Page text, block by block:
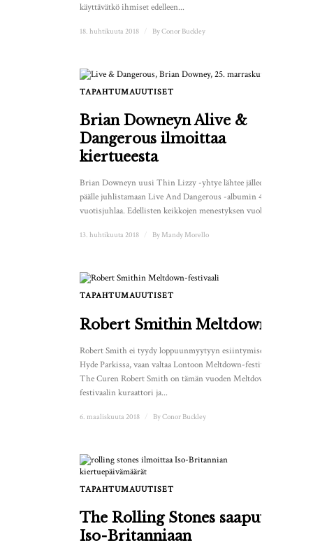
käyttävätkö ihmiset edelleen...
18. huhtikuuta 2018 ByConor Buckley
TAPAHTUMAUUTISET
Brian Downeyn Alive &
Dangerous ilmoittaa
kiertueesta
Brian Downeyn uusi Thin Lizzy -yhtye lähtee jälleen tien
päälle juhlistamaan Live And Dangerous -albumin 40-
vuotisjuhlaa. Edellisten keikkojen menestyksen vuoksi...
13. huhtikuuta 2018 By Mandy Morello
TAPAHTUMAUUTISET
Robert Smithin Meltdown
Robert Smith ei tyydy loppuunmyytyyn esiintymiseen
Hyde Parkissa, vaan valtaa Lontoon Meltdown-festivaalin.
The Curen Robert Smith on tämän vuoden Meltdown-
festivaalin kuraattori ja...
6. maaliskuuta 2018 ByConor Buckley
TAPAHTUMAUUTISET
The Rolling Stones saapuu
Iso-Britanniaan